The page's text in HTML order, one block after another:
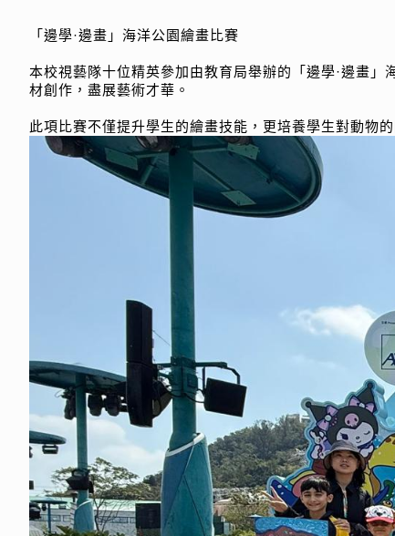
「邊學·邊畫」海洋公園繪畫比賽
本校視藝隊十位精英參加由教育局舉辦的「邊學·邊畫
材創作，盡展藝術才華。
此項比賽不僅提升學生的繪畫技能，更培養學生對動物